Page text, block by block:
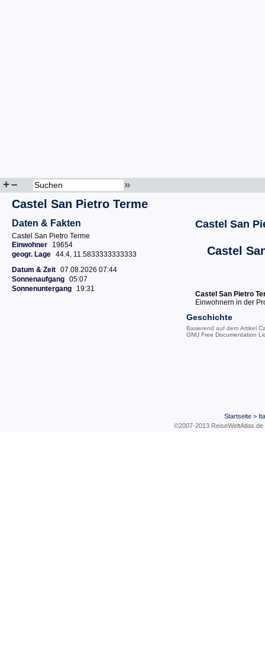
+– »
Castel San Pietro Terme
Daten & Fakten
Castel San Pietro Terme
Einwohner
19654
geogr. Lage 44.4, 11.5833333333333
Datum & Zeit 07.08.2026 07:44
Sonnenaufgang 05:07
Sonnenuntergang
19:31
Castel San
Castel
Castel San Pietro
Einwohnern in der
Geschichte
Basierend auf dem Artikel
GNU Free Documentation
Startseite>
©2007-2013